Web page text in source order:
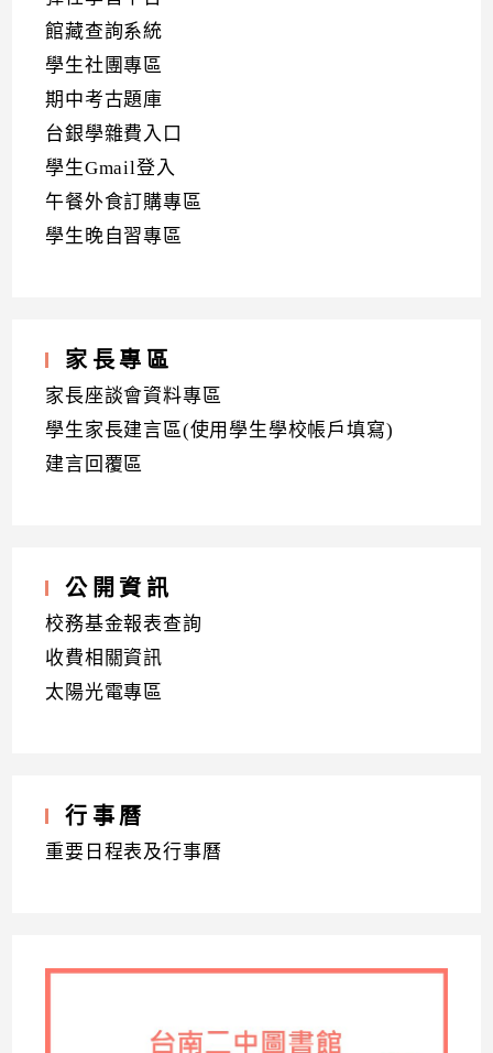
館藏查詢系統
學生社團專區
期中考古題庫
台銀學雜費入口
學生Gmail登入
午餐外食訂購專區
學生晚自習專區
家長專區
家長座談會資料專區
學生家長建言區(使用學生學校帳戶填寫)
建言回覆區
公開資訊
校務基金報表查詢
收費相關資訊
太陽光電專區
行事曆
重要日程表及行事曆